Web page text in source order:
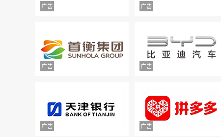
举报镇江豪利汽车销售服务有限公司拒不